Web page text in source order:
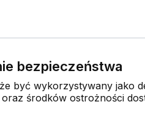
bezpieczeństwa
być wykorzystywany jako
środków ostrożności